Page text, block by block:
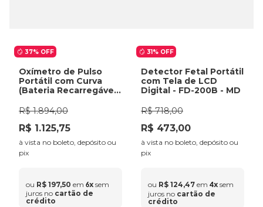
37% OFF
Oxímetro de Pulso
Portátil com Curva
(Bateria Recarregável
Medtech
R$ 1.894,00
R$ 1 .125,75
à vista no boleto, depósito ou
pix
ou R$ 197,50 em 6x sem
juros no cartão de
crédito
31% OFF
Detector Fetal Portátil
com Tela de LCD
Digital - FD-200B - MD
R$ 718,00
R$ 473,00
à vista no boleto, depósito ou
pix
ou R$ 124,47 em 4x sem
juros no cartão de
crédito